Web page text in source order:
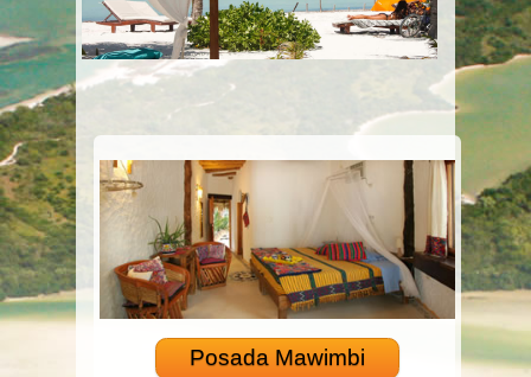
Posada Mawimbi